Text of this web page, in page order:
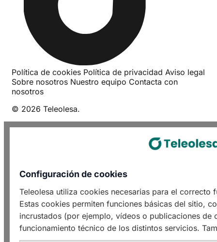
Política de cookies Política de privacidad Aviso legal
Sobre nosotros Nuestro equipo Contacta con
nosotros
© 2026 Teleolesa.
Configuración de cookies
Teleolesa utiliza cookies necesarias para el correcto
Estas cookies permiten funciones básicas del sitio,
incrustados (por ejemplo, vídeos o publicaciones de
funcionamiento técnico de los distintos servicios.